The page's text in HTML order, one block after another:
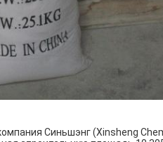
Синьшэнг (Xinsheng